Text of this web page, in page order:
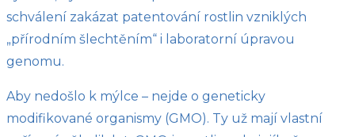
schválení zakázat patentování rostlin vzniklých
„přírodním šlechtěním“ i laboratorní úpravou
genomu.
Aby nedošlo k mýlce – nejde o geneticky
modifikované organismy (GMO). Ty už mají vlastní